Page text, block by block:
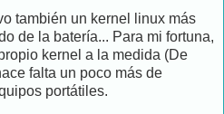
también un kernel linux más
de la batería... Para mi fortuna,
kernel a la medida (De
falta un poco más de
portátiles.